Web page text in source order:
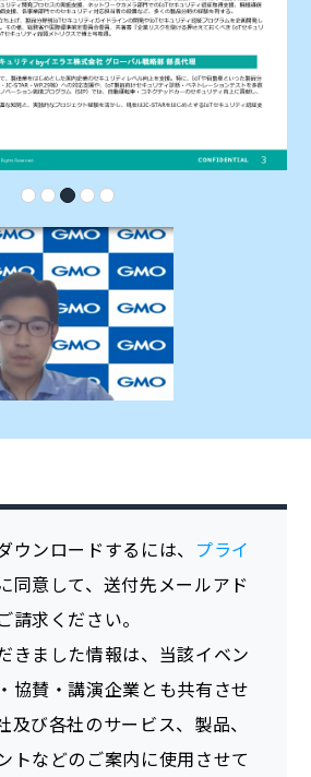
ウンロードするには、 プライ
同意して、送付先メールアド
請求ください。
きました情報は、当該イベン
協賛・講演企業とも共有させ
及び各社のサービス、製品、
トなどのご案内に使用させて